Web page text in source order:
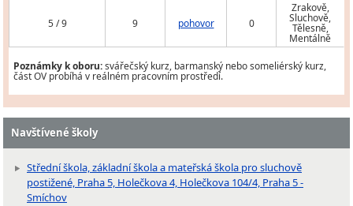
5 / 9 9 pohovor 0
Zrakově,
Sluchově,
Tělesně,
Mentálně
Poznámky k oboru:svářečský kurz, barmanský nebo someliérský kurz,
část OV probíhá v reálném pracovním prostředí.
Navštívené školy
Střední škola, základní škola a mateřská škola pro sluchově
postižené, Praha 5, Holečkova 4, Holečkova 104/4, Praha 5 -
Smíchov